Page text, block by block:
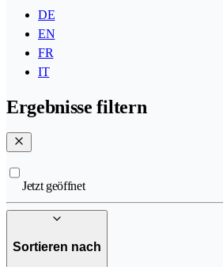
DE
EN
FR
IT
Ergebnisse filtern
Jetzt geöffnet
Sortieren nach